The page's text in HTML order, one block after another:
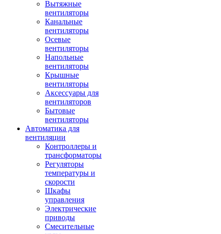
Вытяжные
вентиляторы
Канальные
вентиляторы
Осевые
вентиляторы
Напольные
вентиляторы
Крышные
вентиляторы
Аксессуары для
вентиляторов
Бытовые
вентиляторы
Автоматика для
вентиляции
Контроллеры и
трансформаторы
Регуляторы
температуры и
скорости
Шкафы
управления
Электрические
приводы
Смесительные